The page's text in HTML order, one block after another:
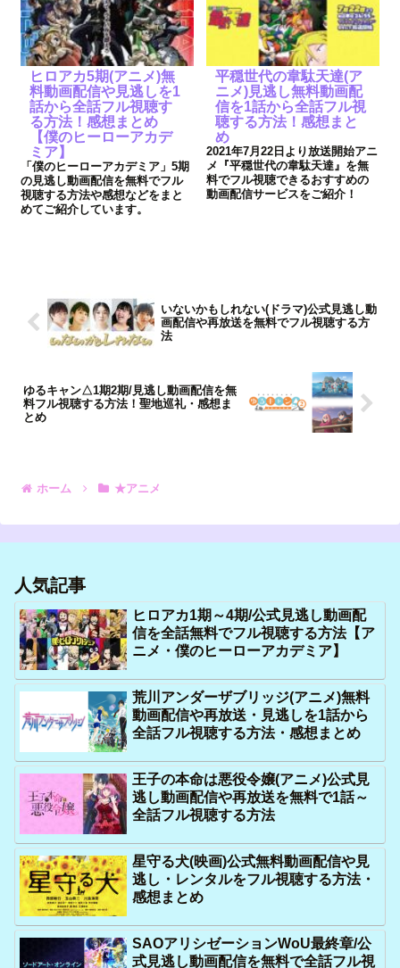
ヒロアカ5期(アニメ)無
料動画配信や見逃しを1
話から全話フル視聴す
る方法！感想まとめ
【僕のヒーローアカデ
ミア】
「僕のヒーローアカデミア」5期
の見逃し動画配信を無料でフル
視聴する方法や感想などをまと
めてご紹介しています。
平穏世代の韋駄天達(ア
ニメ)見逃し無料動画配
信を1話から全話フル視
聴する方法！感想まと
め
2021年7月22日より放送開始アニ
メ『平穏世代の韋駄天達』を無
料でフル視聴できるおすすめの
動画配信サービスをご紹介！
いないかもしれない(ドラマ)公式見逃し動
画配信や再放送を無料でフル視聴する方
法
ゆるキャン△1期2期/見逃し動画配信を無
料フル視聴する方法！聖地巡礼・感想ま
とめ
ホーム ★アニメ
人気記事
ヒロアカ1期～4期/公式見逃し動画配
信を全話無料でフル視聴する方法【ア
ニメ・僕のヒーローアカデミア】
荒川アンダーザブリッジ(アニメ)無料
動画配信や再放送・見逃しを1話から
全話フル視聴する方法・感想まとめ
王子の本命は悪役令嬢(アニメ)公式見
逃し動画配信や再放送を無料で1話～
全話フル視聴する方法
星守る犬(映画)公式無料動画配信や見
逃し・レンタルをフル視聴する方法・
感想まとめ
SAOアリシゼーションWoU最終章/公
式見逃し動画配信を無料で全話フル視